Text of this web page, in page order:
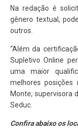
Na redação é
gênero textual,
outros.
“Além da
Supletivo Online
uma maior
melhores posições
Monte, supervisora
Seduc.
Confira abaixo os